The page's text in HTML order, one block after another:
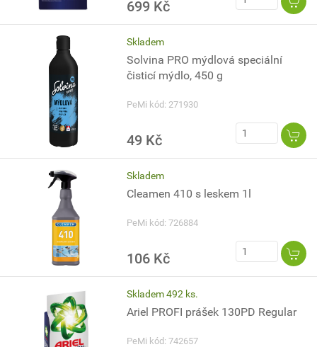
699 Kč
Skladem
Solvina PRO mýdlová speciální
čisticí mýdlo, 450 g
PeMi kód: 271930
49 Kč
Skladem
Cleamen 410 s leskem 1l
PeMi kód: 726884
106 Kč
Skladem 492 ks.
Ariel PROFI prášek 130PD Regular
PeMi kód: 742657